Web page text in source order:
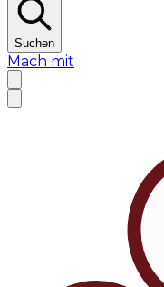
Suchen
Mach mit